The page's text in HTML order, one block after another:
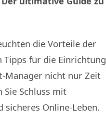
die Vorteile der
für die Einrichtung
Manager nicht nur Zeit
Sie Schluss mit
Online-Leben.